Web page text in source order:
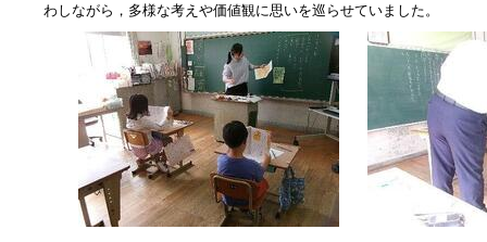
わしながら，多様な考えや価値観に思いを巡らせていました。